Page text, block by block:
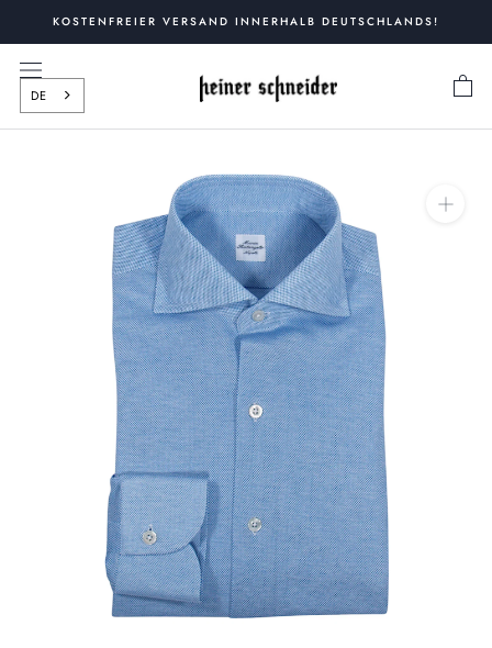
springen
KOSTENFREIER VERSAND INNERHALB DEUTSCHLANDS!
DE